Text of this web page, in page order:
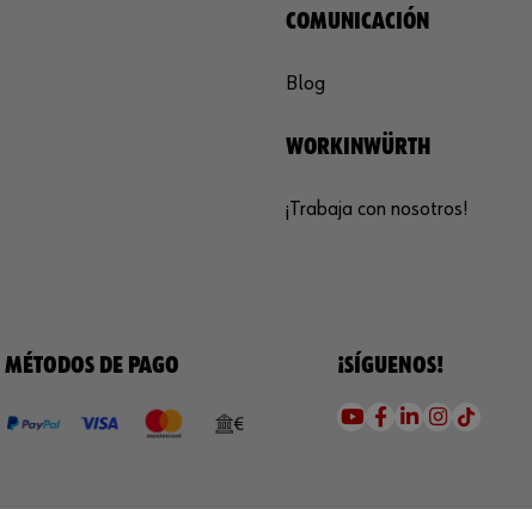
COMUNICACIÓN
Blog
WORKINWÜRTH
¡Trabaja con nosotros!
MÉTODOS DE PAGO ¡SÍGUENOS!